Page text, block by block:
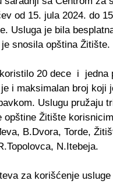
od 15. jula 2024. do
Usluga je bila
snosila opština Žitište.
20 dece i jedna
i maksimalan broj koji
Uslugu pružaju
opštine Žitište
B.Dvora, Torde,
N.Itebeja.
za korišćenje